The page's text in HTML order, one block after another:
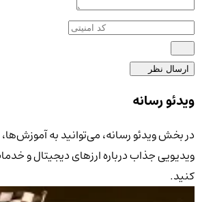
ارسال نظر
4.9/5
ویدئو رسانه
در بخش ویدئو رسانه، می‌توانید به
ویدیویی جذاب درباره ارزهای دیجیتال و
کنید.